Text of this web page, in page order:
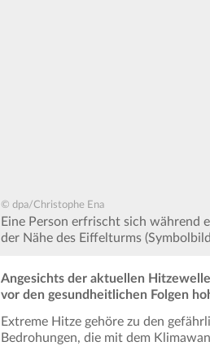
© dpa/Christophe Ena
Eine Person erfrischt sich während
der Nähe des Eiffelturms
Angesichts der aktuellen
vor den gesundheitlichen Folgen
Extreme Hitze gehöre zu den
Bedrohungen, die mit dem